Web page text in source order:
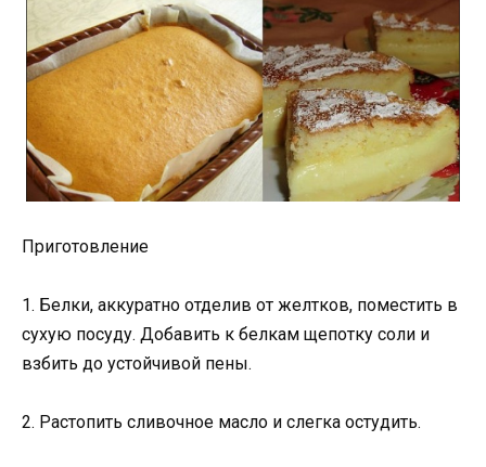
Приготовление
1. Белки, аккуратно отделив от желтков, поместить в
сухую посуду. Добавить к белкам щепотку соли и
взбить до устойчивой пены.
2. Растопить сливочное масло и слегка остудить.